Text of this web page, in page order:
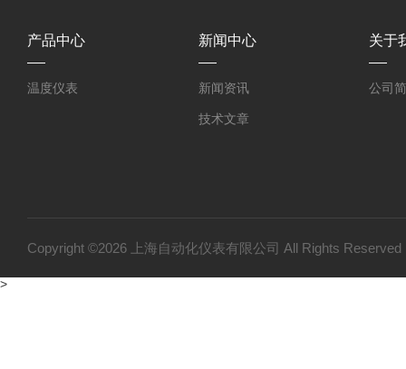
产品中心
温度仪表
新闻中心
新闻资讯
技术文章
关于
公司
Copyright ©2026 上海自动化仪表有限公司 All Rights
>